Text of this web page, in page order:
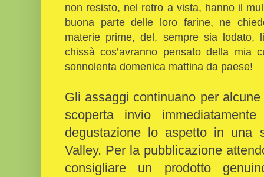
non resisto, nel retro a vista, hanno il
buona parte delle loro farine, ne
materie prime, del, sempre sia lodato,
chissà cos’avranno pensato della mia
sonnolenta domenica mattina da paese!
Gli assaggi continuano per
scoperta invio
degustazione lo aspetto in una
Valley. Per la pubblicazione
consigliare un prodotto